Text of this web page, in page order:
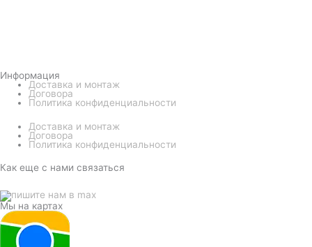
Информация
Доставка и монтаж
Договора
Политика конфиденциальности
Доставка и монтаж
Договора
Политика конфиденциальности
Как еще с нами связаться
Мы на картах